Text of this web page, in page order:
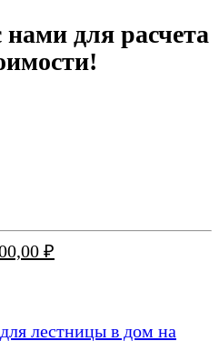
для расчета
₽.
₽